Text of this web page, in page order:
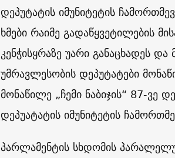
დეპუტატის იმუნიტეტის
ხმები რაიმე გადაწყვეტილების
კენჭისყრაზე უარი განაცხადეს
უმრავლესობის დეპუტატები
მონაწილე „ჩემი ნაბიჯის“ 87-ვე
დეპუატატის იმუნიტეტის
პარლამენტის სხდომის